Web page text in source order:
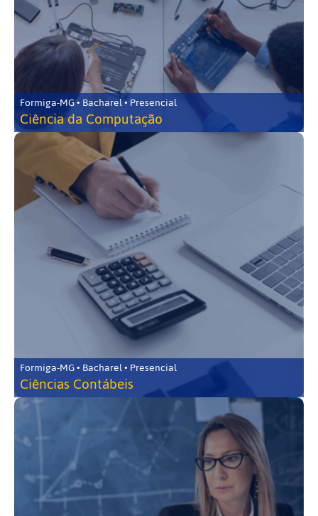
Formiga-MG • Bacharel • Presencial
Ciência da Computação
Formiga-MG • Bacharel • Presencial
Ciências Contábeis